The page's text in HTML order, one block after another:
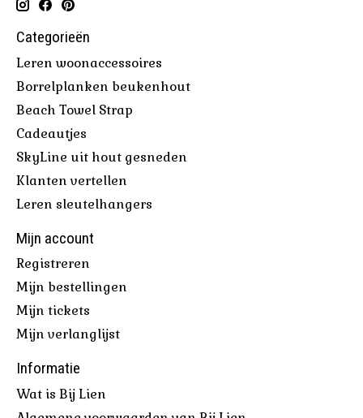
Categorieën
Leren woonaccessoires
Borrelplanken beukenhout
Beach Towel Strap
Cadeautjes
SkyLine uit hout gesneden
Klanten vertellen
Leren sleutelhangers
Mijn account
Registreren
Mijn bestellingen
Mijn tickets
Mijn verlanglijst
Informatie
Wat is Bij Lien